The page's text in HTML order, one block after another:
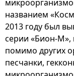
названием
2013 году был
серии «Бион-М»,
помимо других
песчанки,